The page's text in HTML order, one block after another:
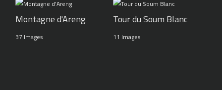
Montagne d'Areng
37 Images
Tour du Soum Blanc
11 Images